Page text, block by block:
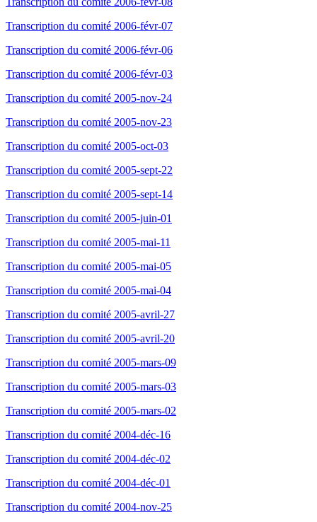
Transcription du comité 2006-févr-07
Transcription du comité 2006-févr-06
Transcription du comité 2006-févr-03
Transcription du comité 2005-nov-24
Transcription du comité 2005-nov-23
Transcription du comité 2005-oct-03
Transcription du comité 2005-sept-22
Transcription du comité 2005-sept-14
Transcription du comité 2005-juin-01
Transcription du comité 2005-mai-11
Transcription du comité 2005-mai-05
Transcription du comité 2005-mai-04
Transcription du comité 2005-avril-27
Transcription du comité 2005-avril-20
Transcription du comité 2005-mars-09
Transcription du comité 2005-mars-03
Transcription du comité 2005-mars-02
Transcription du comité 2004-déc-16
Transcription du comité 2004-déc-02
Transcription du comité 2004-déc-01
Transcription du comité 2004-nov-25